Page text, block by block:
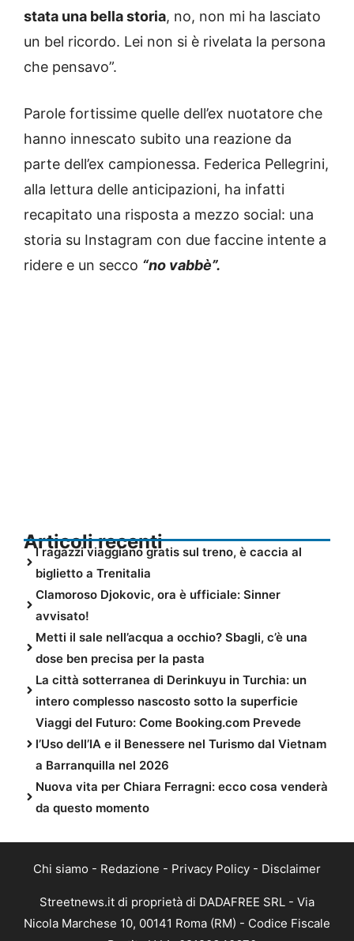
stata una bella storia, no, non mi ha lasciato
un bel ricordo. Lei non si è rivelata la persona
che pensavo”.
Parole fortissime quelle dell’ex nuotatore che
hanno innescato subito una reazione da
parte dell’ex campionessa. Federica Pellegrini,
alla lettura delle anticipazioni, ha infatti
recapitato una risposta a mezzo social: una
storia su Instagram con due faccine intente a
ridere e un secco “no vabbè”.
Articoli recenti
I ragazzi viaggiano gratis sul treno, è caccia al
biglietto a Trenitalia
Clamoroso Djokovic, ora è ufficiale: Sinner
avvisato!
Metti il sale nell’acqua a occhio? Sbagli, c’è una
dose ben precisa per la pasta
La città sotterranea di Derinkuyu in Turchia: un
intero complesso nascosto sotto la superficie
Viaggi del Futuro: Come Booking.com Prevede
l’Uso dell’IA e il Benessere nel Turismo dal Vietnam
a Barranquilla nel 2026
Nuova vita per Chiara Ferragni: ecco cosa venderà
da questo momento
Chi siamo - Redazione - Privacy Policy - Disclaimer
Streetnews.it di proprietà di DADAFREE SRL - Via
Nicola Marchese 10, 00141 Roma (RM) - Codice Fiscale